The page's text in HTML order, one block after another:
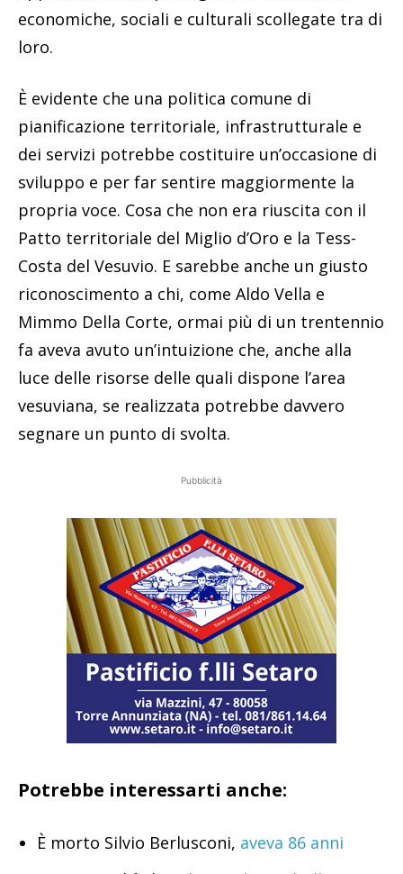
economiche, sociali e culturali scollegate tra di
loro.
È evidente che una politica comune di
pianificazione territoriale, infrastrutturale e
dei servizi potrebbe costituire un’occasione di
sviluppo e per far sentire maggiormente la
propria voce. Cosa che non era riuscita con il
Patto territoriale del Miglio d’Oro e la Tess-
Costa del Vesuvio. E sarebbe anche un giusto
riconoscimento a chi, come Aldo Vella e
Mimmo Della Corte, ormai più di un trentennio
fa aveva avuto un’intuizione che, anche alla
luce delle risorse delle quali dispone l’area
vesuviana, se realizzata potrebbe davvero
segnare un punto di svolta.
Pubblicità
Potrebbe interessarti anche:
È morto Silvio Berlusconi, aveva 86 anni